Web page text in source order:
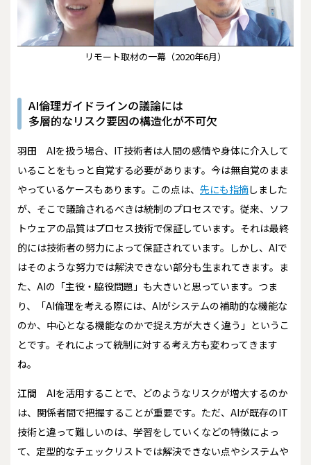
リモート取材の一幕（2020年6月）
AI倫理ガイドラインの議論には
多層的なリスク要因の構造化が不可欠
羽田 AIを扱う場合、IT技術者は人間の感情や身体に介入して
いることをもっと自覚する必要があります。今は無自覚のまま
やっているケースもあります。この点は、 先にも指摘しました
が、そこで議論されるべきは統制のプロセスです。従来、ソフ
トウェアの品質はプロセス技術で保証しています。それは最終
的には技術者の努力によって保証されています。しかし、AIで
はそのような努力では解決できない部分も生まれてきます。ま
た、AIの「主役・脇役問題」も大きいと思っています。つま
り、「AI倫理を考える際には、AIがシステムの補助的な機能な
のか、中心となる機能なのかで捉え方が大きく違う」というこ
とです。それによって統制に対する考え方も変わってきます
ね。
江間 AIを活用することで、どのようなリスクが増大するのか
は、関係者間で把握することが重要です。ただ、AIが既存のIT
技術と違って難しいのは、学習をしていくなどの特徴によっ
て、定型的なチェックリストでは解決できない点やシステムや